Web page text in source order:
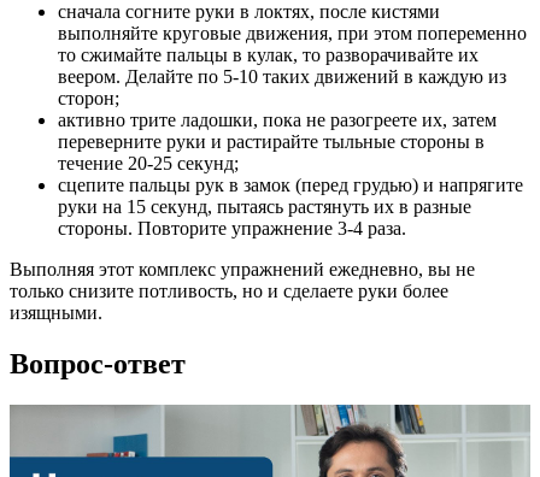
сначала согните руки в локтях, после кистями
выполняйте круговые движения, при этом попеременно
то сжимайте пальцы в кулак, то разворачивайте их
веером. Делайте по 5-10 таких движений в каждую из
сторон;
активно трите ладошки, пока не разогреете их, затем
переверните руки и растирайте тыльные стороны в
течение 20-25 секунд;
сцепите пальцы рук в замок (перед грудью) и напрягите
руки на 15 секунд, пытаясь растянуть их в разные
стороны. Повторите упражнение 3-4 раза.
Выполняя этот комплекс упражнений ежедневно, вы не
только снизите потливость, но и сделаете руки более
изящными.
Вопрос-ответ